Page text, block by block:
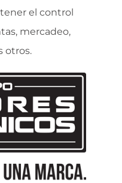
el control
mercadeo,
otros.